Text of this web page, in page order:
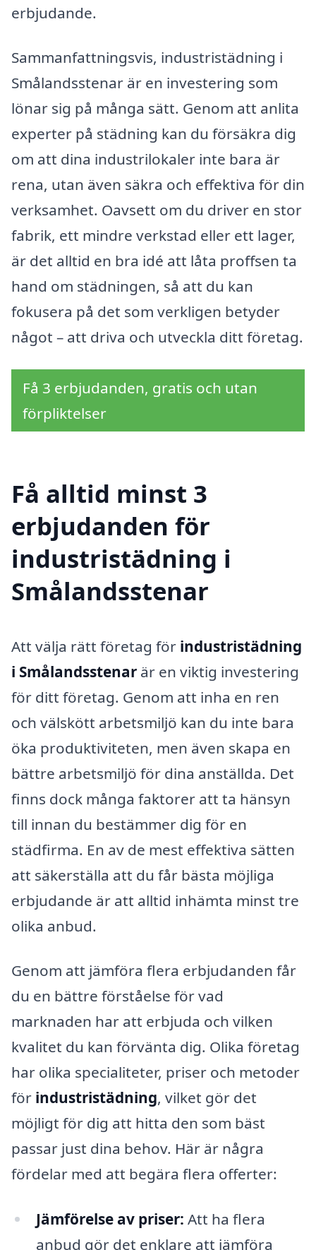
erbjudande.
Sammanfattningsvis, industristädning i
Smålandsstenar är en investering som
lönar sig på många sätt. Genom att anlita
experter på städning kan du försäkra dig
om att dina industrilokaler inte bara är
rena, utan även säkra och effektiva för din
verksamhet. Oavsett om du driver en stor
fabrik, ett mindre verkstad eller ett lager,
är det alltid en bra idé att låta proffsen ta
hand om städningen, så att du kan
fokusera på det som verkligen betyder
något – att driva och utveckla ditt företag.
Få 3 erbjudanden, gratis och utan
förpliktelser
Få alltid minst 3
erbjudanden för
industristädning i
Smålandsstenar
Att välja rätt företag för industristädning
i Smålandsstenar är en viktig investering
för ditt företag. Genom att inha en ren
och välskött arbetsmiljö kan du inte bara
öka produktiviteten, men även skapa en
bättre arbetsmiljö för dina anställda. Det
finns dock många faktorer att ta hänsyn
till innan du bestämmer dig för en
städfirma. En av de mest effektiva sätten
att säkerställa att du får bästa möjliga
erbjudande är att alltid inhämta minst tre
olika anbud.
Genom att jämföra flera erbjudanden får
du en bättre förståelse för vad
marknaden har att erbjuda och vilken
kvalitet du kan förvänta dig. Olika företag
har olika specialiteter, priser och metoder
för industristädning, vilket gör det
möjligt för dig att hitta den som bäst
passar just dina behov. Här är några
fördelar med att begära flera offerter:
Jämförelse av priser: Att ha flera
anbud gör det enklare att jämföra